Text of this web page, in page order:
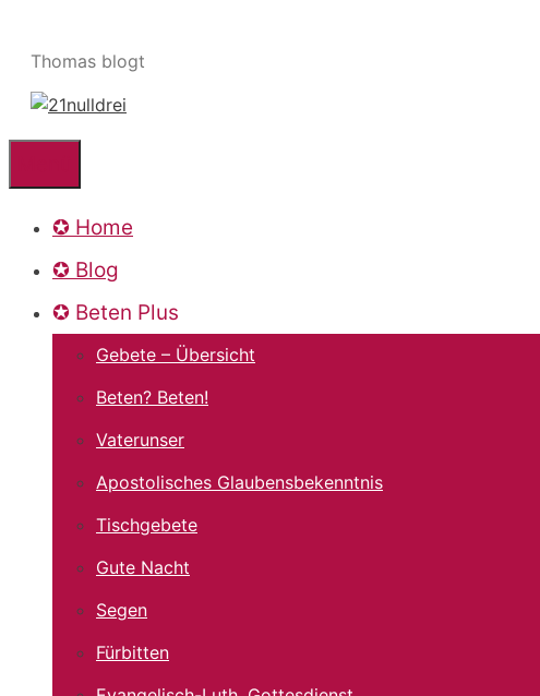
springen
Thomas blogt
✪ Home
✪ Blog
✪ Beten Plus
Gebete – Übersicht
Beten? Beten!
Vaterunser
Apostolisches Glaubensbekenntnis
Tischgebete
Gute Nacht
Segen
Fürbitten